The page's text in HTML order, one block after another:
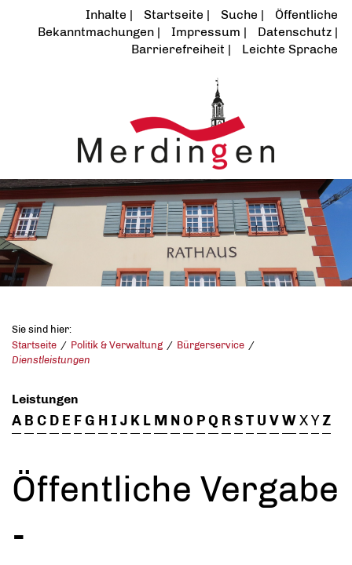
Inhalte Startseite Suche
Öffentliche
Bekanntmachungen
Impressum
Datenschutz
Barrierefreiheit
Leichte Sprache
Sie sind hier:
Startseite
Politik & Verwaltung
Bürgerservice
Dienstleistungen
Leistungen
A B C D E FG H I J K L M NO PQ RST U VWXYZ
Öffentliche Vergabe
-